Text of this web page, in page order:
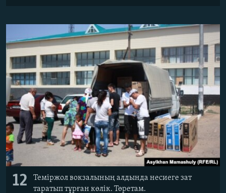
12
Теміржол вокзалының алдында несиеге зат
таратып тұрған көлік. Төретам.